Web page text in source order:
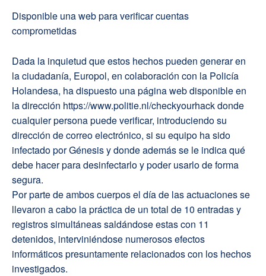
Disponible una web para verificar cuentas
comprometidas
Dada la inquietud que estos hechos pueden generar en
la ciudadanía, Europol, en colaboración con la Policía
Holandesa, ha dispuesto una página web disponible en
la dirección https://www.politie.nl/checkyourhack donde
cualquier persona puede verificar, introduciendo su
dirección de correo electrónico, si su equipo ha sido
infectado por Génesis y donde además se le indica qué
debe hacer para desinfectarlo y poder usarlo de forma
segura.
Por parte de ambos cuerpos el día de las actuaciones se
llevaron a cabo la práctica de un total de 10 entradas y
registros simultáneas saldándose estas con 11
detenidos, interviniéndose numerosos efectos
informáticos presuntamente relacionados con los hechos
investigados.